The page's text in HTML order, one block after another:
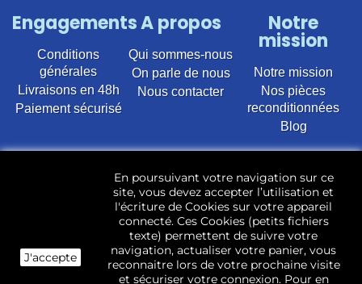
Engagements
Conditions
générales
Livraisons en 48h
Paiement sécurisé
A propos
Qui sommes-nous
On parle de nous
Nous contacter
Notre
mission
Notre mission
Nos pièces
reconditionnées
Blog
d’occasion pour toutes marques et modèles. Plus de
22 400 références (Lave-linge, Sèche-linge, Lave-
vaisselle, Micro-ondes, Fours, Cuisinières, Plaques de
cuisson, Réfrigérateurs, Congélateurs, aspirateurs,
Télévisions, LCD, Plasma, Téléviseur.)
Les pièces d’occasion sont révisées, testées pas nos
J'accepte
En poursuivant votre navigation sur ce
site, vous devez accepter l’utilisation et
l'écriture de Cookies sur votre appareil
connecté. Ces Cookies (petits fichiers
texte) permettent de suivre votre
navigation, actualiser votre panier, vous
reconnaitre lors de votre prochaine visite
et sécuriser votre connexion. Pour en